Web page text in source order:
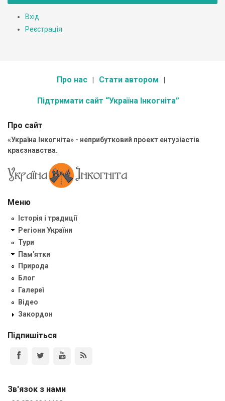
Вхід
Реєстрація
Про нас Стати автором
Підтримати сайт “Україна Інкогніта”
Про сайт
«Україна Інкогніта» - неприбутковий проект ентузіастів
краєзнавства.
Меню
Історія і традиції
Регіони України
Тури
Пам'ятки
Природа
Блог
Галереї
Відео
Закордон
Підпишіться
Зв'язок з нами